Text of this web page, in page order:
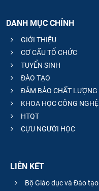
CỰU NGƯỜI HỌC
DANH MỤC CHÍNH
GIỚI THIỆU
CƠ CẤU TỔ CHỨC
TUYỂN SINH
ĐÀO TẠO
ĐẢM BẢO CHẤT LƯỢNG
KHOA HỌC CÔNG NGHỆ
HTQT
CỰU NGƯỜI HỌC
LIÊN KẾT
Bộ Giáo dục và Đào tạo